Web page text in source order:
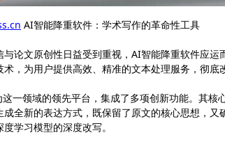
AI智能降重软件：学术写作的革命性工具
论文原创性日益受到重视，AI智能降重软件应
，为用户提供高效、精准的文本处理服务，彻底
一领域的领先平台，集成了多项创新功能。其核
全新的表达方式，既保留了原文的核心思想，
学习模型的深度改写。